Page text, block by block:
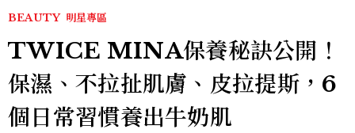
BEAUTY 明星專區
TWICE MINA保養秘訣公開！
保濕、不拉扯肌膚、皮拉提斯，6
個日常習慣養出牛奶肌